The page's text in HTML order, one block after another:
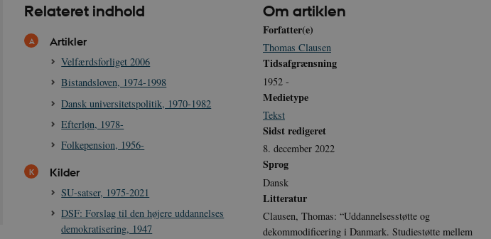
Relateret indhold
Artikler
Velfærdsforliget 2006
Bistandsloven, 1974-1998
Dansk universitetspolitik, 1970-1982
Efterløn, 1978-
Folkepension, 1956-
Kilder
SU-satser, 1975-2021
DSF: Forslag til den højere uddannelses
demokratisering, 1947
Om artiklen
Forfatter(e)
Thomas Clausen
Tidsafgrænsning
1952 -
Medietype
Tekst
Sidst redigeret
8. december 2022
Sprog
Dansk
Litteratur
Clausen, Thomas: “Uddannelsesstøtte og
dekommodificering i Danmark. Studiestøtte mellem